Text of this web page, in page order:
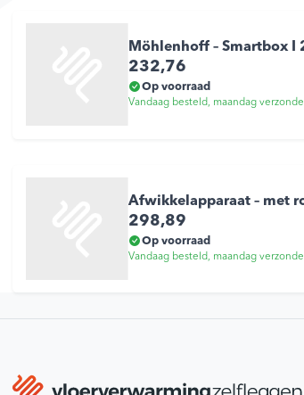
Möhlenhoff – Smartbox I
232,76
Op voorraad
Vandaag besteld, maandag
Afwikkelapparaat – met
298,89
Op voorraad
Vandaag besteld, maandag